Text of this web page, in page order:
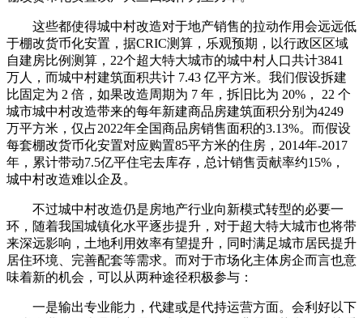
这些都使得城中村改造对于地产销售的拉动作用会远远低
于棚改货币化安置，据CRIC测算，乐观预期，以行政区区域
自建房比例测算，22个超大特大城市的城中村人口共计3841
万人，而城中村建筑面积共计 7.43 亿平方米。我们假设拆建
比固定为 2 倍，如果改造周期为 7 年，拆旧比为 20%， 22 个
城市城中村改造带来的每年新建商品房建筑面积分别为4249
万平方米，仅占2022年全国商品房销售面积的3.13%。而假设
每套棚改货币化安置对应购置85平方米的住房，2014年-2017
年，累计带动7.5亿平住宅去库存，总计销售贡献率约15%，
城中村改造难以企及。
不过城中村改造仍是房地产行业向新模式转型的必要一
环，随着我国城镇化水平逐步提升，对于超大特大城市也将带
来深远影响，土地利用效率有望提升，同时满足城市居民提升
居住环境、完善配套等需求。而对于市场化主体房企而言也意
味着新的机会，可以从两种途径积极参与：
一是输出专业能力，代建或是代持运营方面。会利好以下